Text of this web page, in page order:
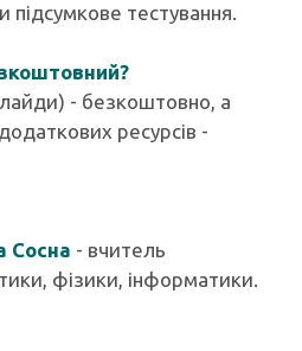
підсумкове тестування.
- безкоштовно, а
ресурсів -
Сосна - вчитель
фізики, інформатики.